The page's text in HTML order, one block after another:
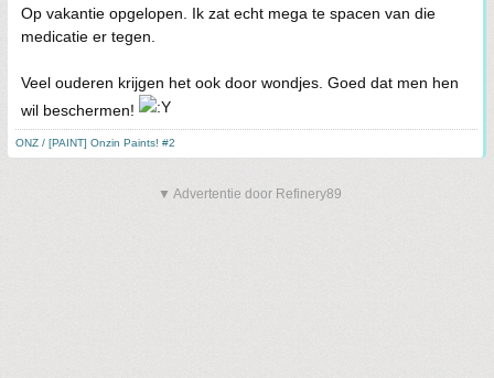
Op vakantie opgelopen. Ik zat echt mega te spacen van die
medicatie er tegen.
Veel ouderen krijgen het ook door wondjes. Goed dat men hen
wil beschermen!
ONZ / [PAINT] Onzin Paints! #2
▼ Advertentie door Refinery89